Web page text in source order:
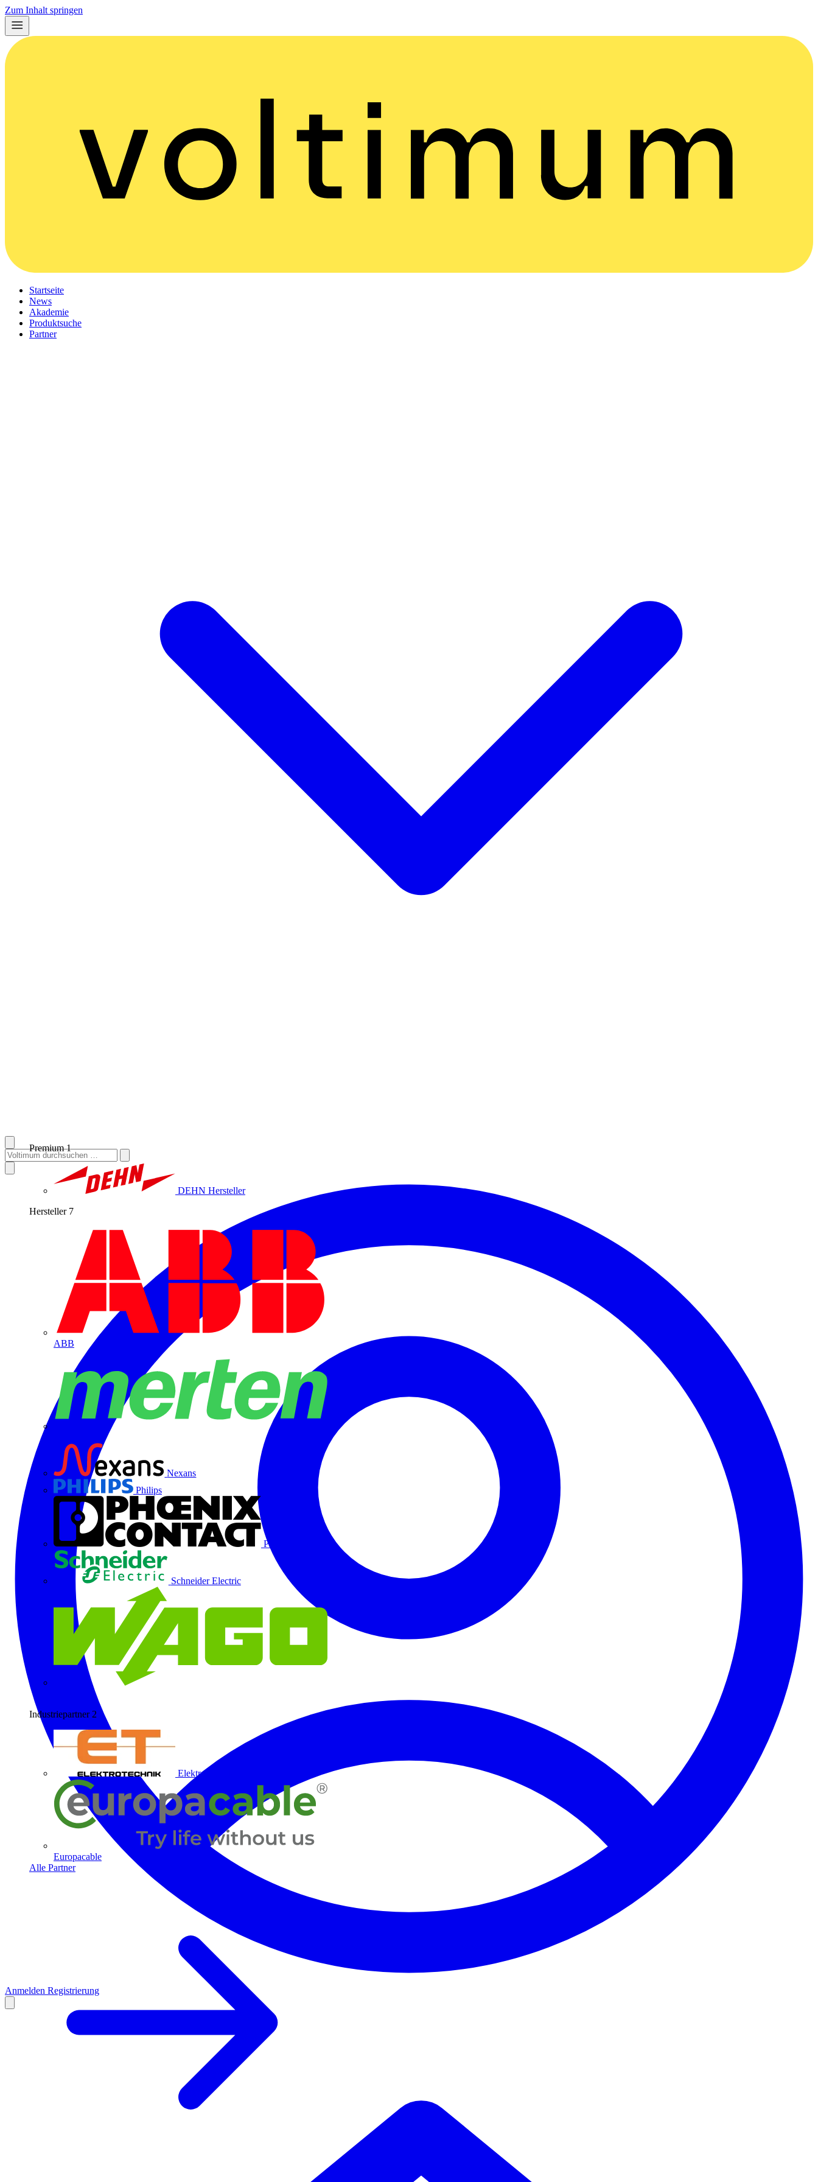
Zum Inhalt springen
Startseite
News
Akademie
Produktsuche
Partner
Premium 1
DEHN Hersteller
Hersteller 7
ABB
Nexans
Philips
Phoenix Contact
Schneider Electric
Industriepartner 2
Elektrotechnik ET
Europacable
Alle Partner
Anmelden Registrierung